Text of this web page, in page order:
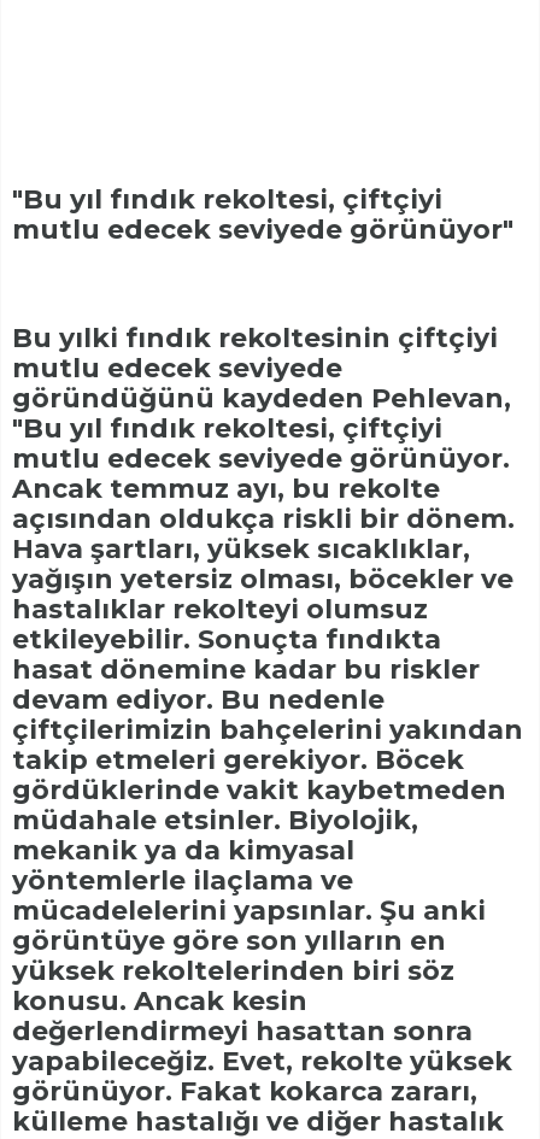
"Bu yıl fındık rekoltesi, çiftçiyi
mutlu edecek seviyede görünüyor"
Bu yılki fındık rekoltesinin çiftçiyi
mutlu edecek seviyede
göründüğünü kaydeden Pehlevan,
"Bu yıl fındık rekoltesi, çiftçiyi
mutlu edecek seviyede görünüyor.
Ancak temmuz ayı, bu rekolte
açısından oldukça riskli bir dönem.
Hava şartları, yüksek sıcaklıklar,
yağışın yetersiz olması, böcekler ve
hastalıklar rekolteyi olumsuz
etkileyebilir. Sonuçta fındıkta
hasat dönemine kadar bu riskler
devam ediyor. Bu nedenle
çiftçilerimizin bahçelerini yakından
takip etmeleri gerekiyor. Böcek
gördüklerinde vakit kaybetmeden
müdahale etsinler. Biyolojik,
mekanik ya da kimyasal
yöntemlerle ilaçlama ve
mücadelelerini yapsınlar. Şu anki
görüntüye göre son yılların en
yüksek rekoltelerinden biri söz
konusu. Ancak kesin
değerlendirmeyi hasattan sonra
yapabileceğiz. Evet, rekolte yüksek
görünüyor. Fakat kokarca zararı,
külleme hastalığı ve diğer hastalık